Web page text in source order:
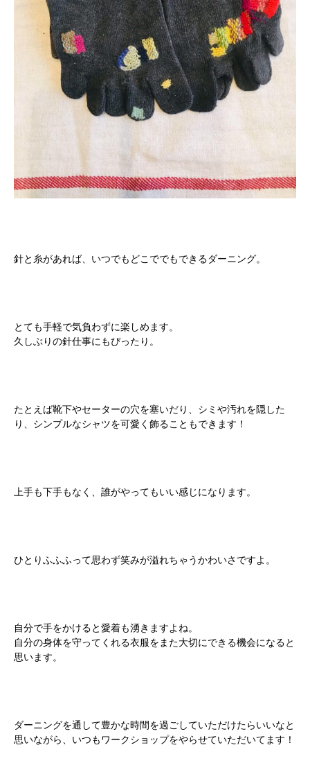
針と糸があれば、いつでもどこででもできるダーニング。
とても手軽で気負わずに楽しめます。
久しぶりの針仕事にもぴったり。
たとえば靴下やセーターの穴を塞いだり、シミや汚れを隠した
り、シンプルなシャツを可愛く飾ることもできます！
上手も下手もなく、誰がやってもいい感じになります。
ひとりふふふって思わず笑みが溢れちゃうかわいさですよ。
自分で手をかけると愛着も湧きますよね。
自分の身体を守ってくれる衣服をまた大切にできる機会になると
思います。
ダーニングを通して豊かな時間を過ごしていただけたらいいなと
思いながら、いつもワークショップをやらせていただいてます！